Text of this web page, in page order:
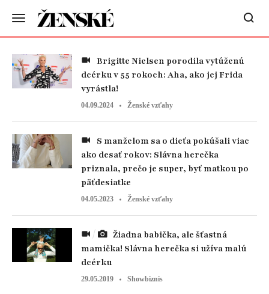
dcérku v 55 rokoch: Aha, ako jej Frida
vyrástla!
04.09.2024 Ženské vzťahy
ako desať rokov: Slávna herečka
priznala, prečo je super, byť matkou po
päťdesiatke
04.05.2023 Ženské vzťahy
mamička! Slávna herečka si užíva malú
dcérku
29.05.2019 Showbiznis